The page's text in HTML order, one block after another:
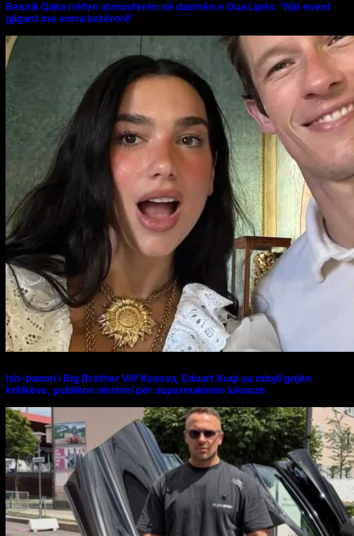
Besnik Qaka rrëfen atmosferën në dasmën e Dua Lipës: “Një event
gjigant me emra botërorë”
Ish-banori i Big Brother VIP Kosova, Eduart Kuqi ua mbyll gojën
kritikëve, publikon dëshmi për supermakinën luksoze